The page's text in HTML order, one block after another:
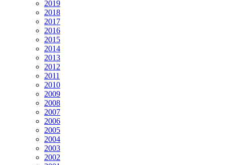
2019
2018
2017
2016
2015
2014
2013
2012
2011
2010
2009
2008
2007
2006
2005
2004
2003
2002